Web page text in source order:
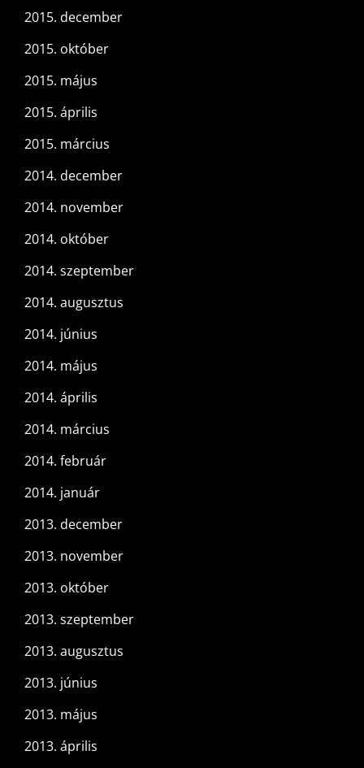
2015. december
2015. október
2015. május
2015. április
2015. március
2014. december
2014. november
2014. október
2014. szeptember
2014. augusztus
2014. június
2014. május
2014. április
2014. március
2014. február
2014. január
2013. december
2013. november
2013. október
2013. szeptember
2013. augusztus
2013. június
2013. május
2013. április